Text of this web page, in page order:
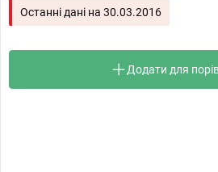
Останні дані на 30.03.2016
Додати для